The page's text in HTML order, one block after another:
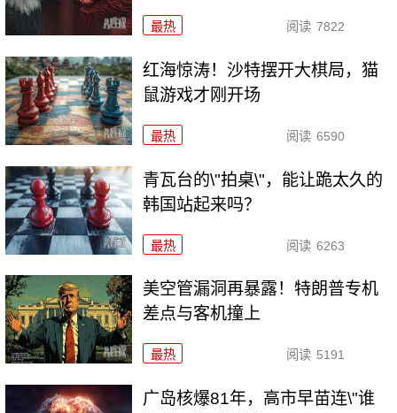
最热 阅读 7822
红海惊涛！沙特摆开大棋局，猫
鼠游戏才刚开场
最热 阅读 6590
青瓦台的\"拍桌\"，能让跪太久的
韩国站起来吗？
最热 阅读 6263
美空管漏洞再暴露！特朗普专机
差点与客机撞上
最热 阅读 5191
广岛核爆81年，高市早苗连\"谁